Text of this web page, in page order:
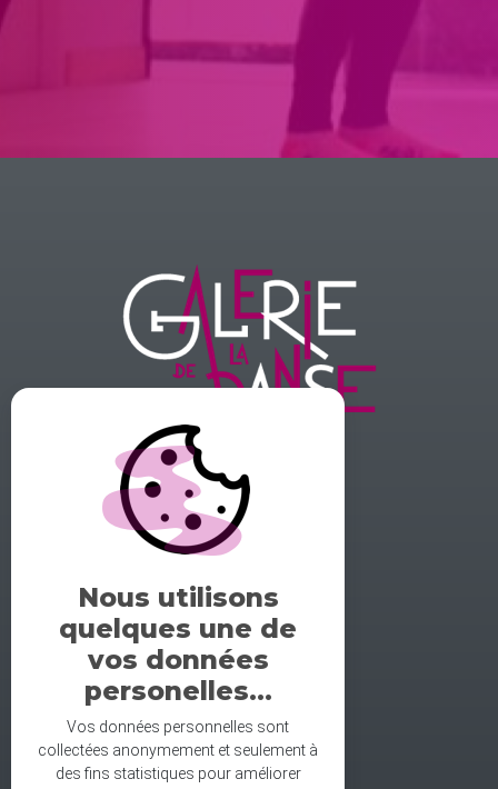
GALERIE DE LA DANSE
1 rue midol 25000 Besançon
tel: 06.71.93.54.75
contact@galeriedeladanse.fr
facebook/galeriedeladanse
instagram/lagaleriedeladanse
Nous utilisons
quelques une de
vos données
personelles...
Vos données personnelles sont
collectées anonymement et seulement à
des fins statistiques pour améliorer